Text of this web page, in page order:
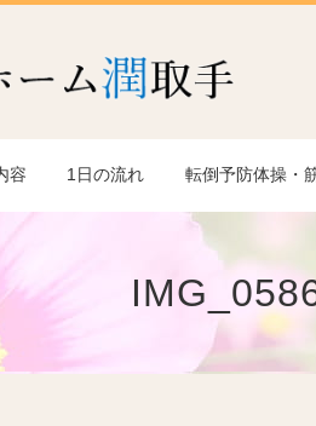
容 1日の流れ 転倒予防体操・